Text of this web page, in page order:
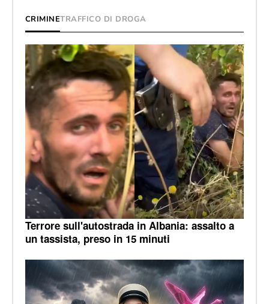
CRIMINETRAFFICO DI DROGA
Terrore sull'autostrada in Albania: assalto a
un tassista, preso in 15 minuti